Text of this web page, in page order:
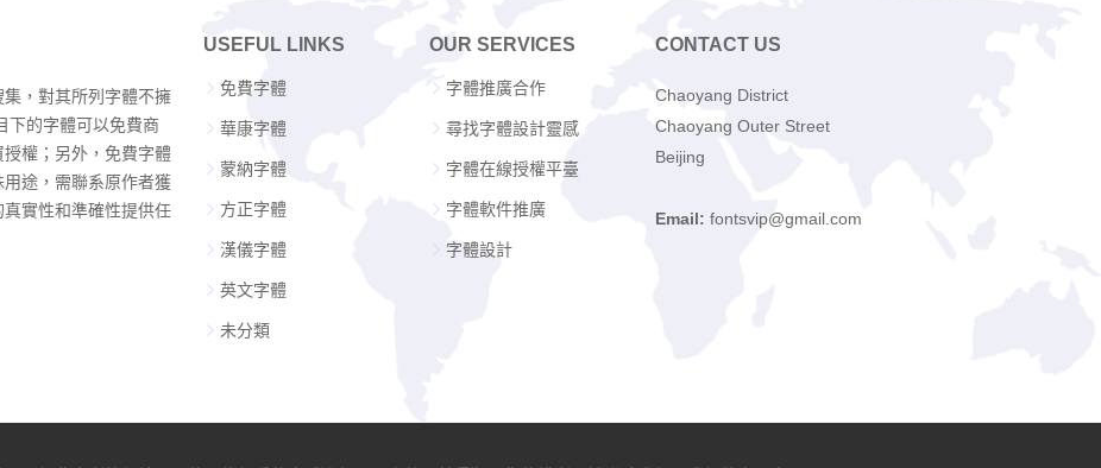
，對其所列字體不擁
下的字體可以免費商
權；另外，免費字體
途，需聯系原作者獲
實性和準確性提供任
USEFUL LINKS
免費字體
華康字體
蒙納字體
方正字體
漢儀字體
英文字體
未分類
OUR SERVICES
字體推廣合作
尋找字體設計靈感
字體在線授權平臺
字體軟件推廣
字體設計
CONTACT US
Chaoyang District
Chaoyang Outer Street
Beijing
Email: fontsvip@gmail.com